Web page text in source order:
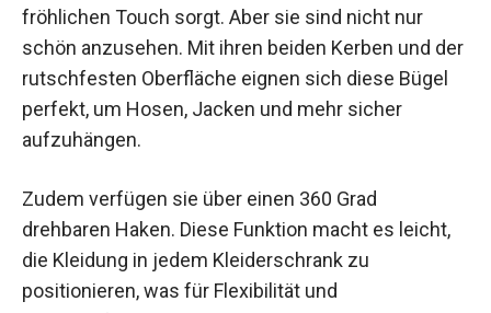
fröhlichen Touch sorgt. Aber sie sind nicht nur
schön anzusehen. Mit ihren beiden Kerben und der
rutschfesten Oberfläche eignen sich diese Bügel
perfekt, um Hosen, Jacken und mehr sicher
aufzuhängen.
Zudem verfügen sie über einen 360 Grad
drehbaren Haken. Diese Funktion macht es leicht,
die Kleidung in jedem Kleiderschrank zu
positionieren, was für Flexibilität und